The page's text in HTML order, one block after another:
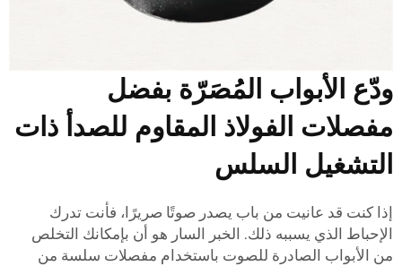
الأبواب المُصَرّة بفضل
الفولاذ المقاوم للصدأ ذات
السلس
كنت قد عانيت من باب يصدر صوتًا صريرًا، فأنت تدرك
الذي يسببه ذلك. الخبر السار هو أن بإمكانك التخلص
الأبواب الصادرة للصوت باستخدام مفصلات سلسة من